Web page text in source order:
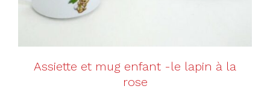
Assiette et mug enfant -le lapin à la
rose